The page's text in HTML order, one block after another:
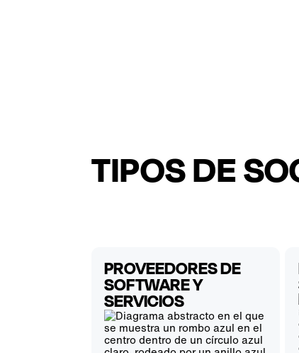
TIPOS DE
PROVEEDORES DE
SOFTWARE Y
SERVICIOS